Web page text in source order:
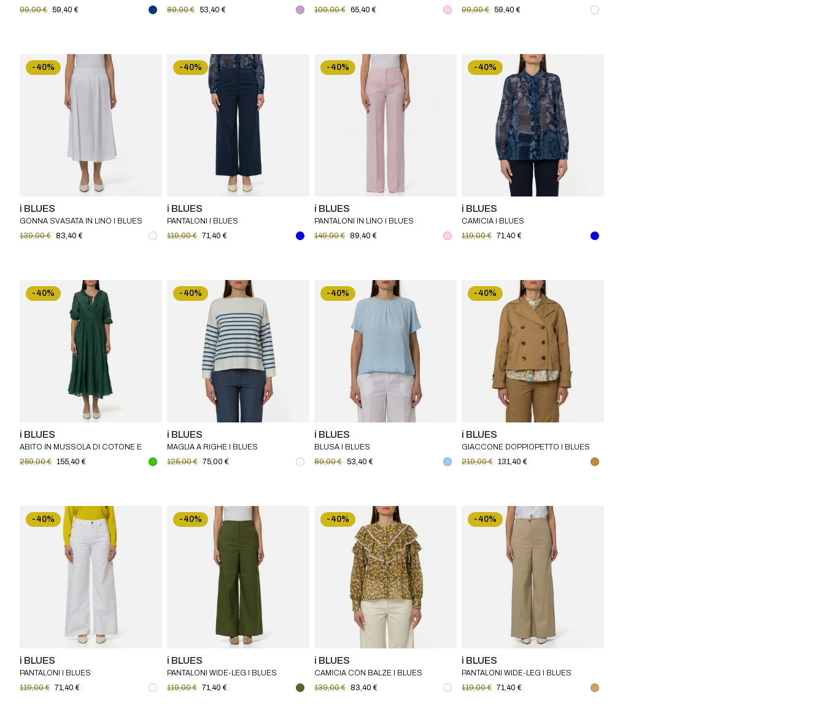
99,00 €
59,40 €
89,00 €
53,40 €
109,00 € 65,40 €
99,00 €
59,40 €
-40%
i BLUES
GONNA SVASATA IN LINO I BLUES
139,00 € 83,40 €
-40%
i BLUES
PANTALONI I BLUES
119,00 € 71,40 €
-40%
i BLUES
PANTALONI IN LINO I BLUES
149,00 € 89,40 €
-40%
i BLUES
CAMICIA I BLUES
119,00 € 71,40 €
-40%
i BLUES
ABITO IN MUSSOLA DI COTONE E
SETA I BLUES
259,00 € 155,40 €
-40%
i BLUES
MAGLIA A RIGHE I BLUES
125,00 € 75,00 €
-40%
i BLUES
BLUSA I BLUES
89,00 €
53,40 €
-40%
i BLUES
GIACCONE DOPPIOPETTO I BLUES
219,00 € 131,40 €
-40%
i BLUES
PANTALONI I BLUES
119,00 € 71,40 €
-40%
i BLUES
PANTALONI WIDE-LEG I BLUES
119,00 € 71,40 €
-40%
i BLUES
CAMICIA CON BALZE I BLUES
139,00 € 83,40 €
-40%
i BLUES
PANTALONI WIDE-LEG I BLUES
119,00 € 71,40 €